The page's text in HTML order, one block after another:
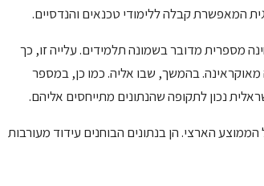
המאפשרת קבלה ללימודי טכנאים והנדסיים.
נרשם בעלייה באחוז הנשירה של כ-0.4%. מבחינה מספרית מדובר בשמונה תלמידים. עלייה זו, כך
מאוקראינה. בהמשך, שבו אליה. כמו כן, במספר
נכון לתקופה שהנתונים מתייחסים אליהם.
הארצי. הן בנתונים הבוחנים עידוד מעורבות